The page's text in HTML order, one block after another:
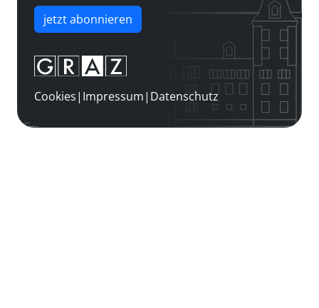
jetzt abonnieren
Cookies| Impressum| Datenschutz